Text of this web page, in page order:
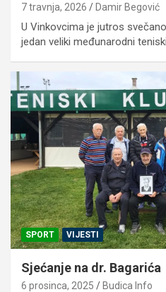
7 travnja, 2026 Damir Begović
U Vinkovcima je jutros
jedan veliki međunarodni
SPORT VIJESTI
Sjećanje na dr. Bagarića
6 prosinca, 2025 Budica Info